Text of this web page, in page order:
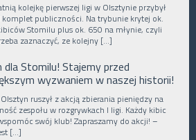
kolejkę pierwszej ligi w Olsztynie przybył
komplet publiczności. Na trybunie krytej ok.
Stomilu plus ok. 650 na młynie, czyli
zaznaczyć, ze kolejny […]
dla Stomilu! Stajemy przed
wyzwaniem w naszej historii!
ruszył z akcją zbierania pieniędzy na
zespołu w rozgrywkach I ligi. Każdy kibic
swój klub! Zapraszamy do akcji! –
[…]